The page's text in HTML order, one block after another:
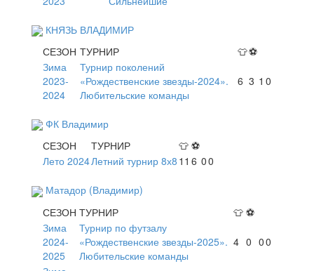
КНЯЗЬ ВЛАДИМИР
СЕЗОН ТУРНИР 👕⚽
Зима
2023-
2024
Турнир поколений
«Рождественские звезды-2024».
Любительские команды
6 3 1 0
ФК Владимир
СЕЗОН
ТУРНИР 👕 ⚽
Лето 2024Летний турнир 8х8 11 6 00
Матадор (Владимир)
СЕЗОН ТУРНИР 👕 ⚽
Зима
2024-
2025
Турнир по футзалу
«Рождественские звезды-2025».
Любительские команды
4 0 00